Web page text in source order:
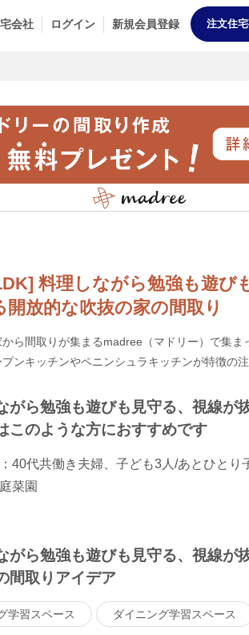
会社 ログイン 新規会員登録 注文住
料理しながら勉強も遊び
開放的な吹抜の家の間取り
ら間取りが集まるmadree（マドリー）で集ま
プンキッチンやペニンシュラキッチンが特徴の
がら勉強も遊びも見守る、視線が
このような方におすすめです
：40代共働き夫婦、子ども3人/あとひとり
菜園
がら勉強も遊びも見守る、視線が
間取りアイデア
学習スペース ダイニング学習スペース